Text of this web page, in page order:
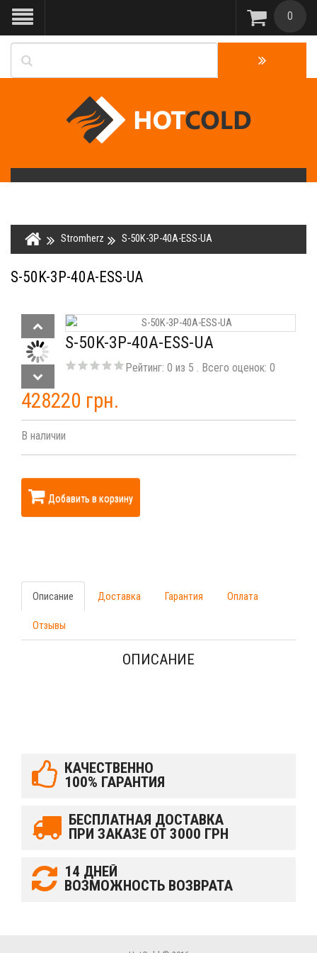
0
Stromherz S-50K-3P-40A-ESS-UA
S-50K-3P-40A-ESS-UA
S-50K-3P-40A-ESS-UA
Рейтинг:0 из 5 . Всего оценок:0
428220 грн.
В наличии
Добавить в корзину
Описание Доставка Гарантия Оплата
Отзывы
ОПИСАНИЕ
КАЧЕСТВЕННО
100% ГАРАНТИЯ
БЕСПЛАТНАЯ ДОСТАВКА
ПРИ ЗАКАЗЕ ОТ 3000 ГРН
14 ДНЕЙ
ВОЗМОЖНОСТЬ ВОЗВРАТА